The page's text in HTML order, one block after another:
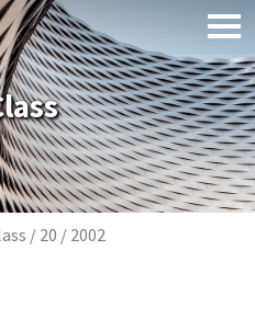
Breadcrumb
20 2002